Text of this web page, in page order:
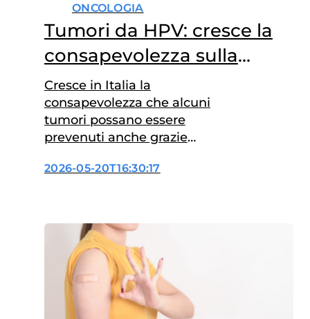
ONCOLOGIA
Tumori da HPV: cresce la
consapevolezza sulla
prevenzione
Cresce in Italia la
consapevolezza che alcuni
tumori possano essere
prevenuti anche grazie
dei tumori HPV-correlati, per i
conoscenze incomplete,
coperture ancora insufficienti e
difficoltà di accesso, l’obiettivo
dell’eliminazione resta lontano.
A fotografare il rapporto degli
italiani con il Papillomavirus
2026-05-20T16:30:17